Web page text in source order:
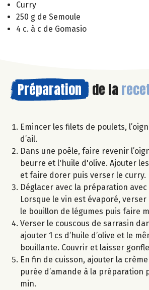
Curry
250 g de Semoule
4 c. à c de Gomasio
Préparation de la
Emincer les filets de poulets,
d’ail.
Dans une poêle, faire revenir
beurre et l'huile d'olive. Ajouter
et faire dorer puis verser le curry.
Déglacer avec la préparation
Lorsque le vin est évaporé,
le bouillon de légumes puis faire
Verser le couscous de sarrasin
ajouter 1 cs d’huile d’olive et le
bouillante. Couvrir et laisser
En fin de cuisson, ajouter la
purée d’amande à la préparation
min.